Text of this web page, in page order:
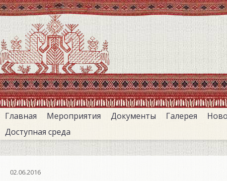
Перейти
к
основному
содержанию
Главная Мероприятия Документы Галерея
Доступная среда
02.06.2016